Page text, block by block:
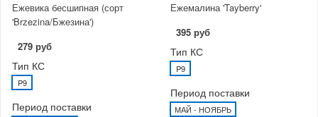
Ежевика бесшипная (сорт
'Brzezina/Бжезина')
279 руб
Тип КС
P9
Период поставки
Ежемалина 'Tayberry'
395 руб
Тип КС
P9
Период поставки
МАЙ - НОЯБРЬ